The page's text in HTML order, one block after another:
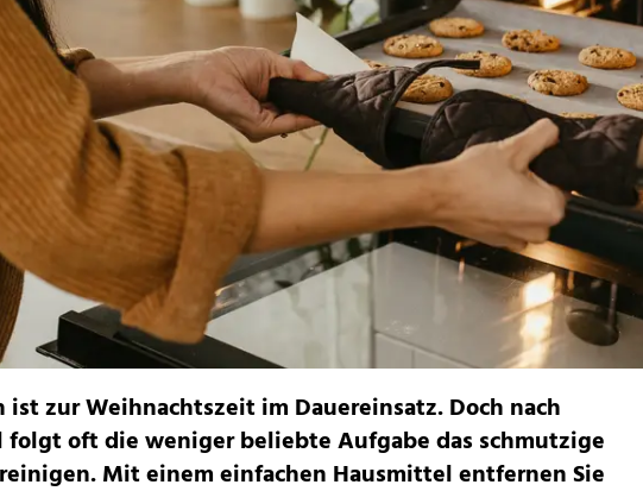
ist zur Weihnachtszeit im Dauereinsatz. Doch nach
folgt oft die weniger beliebte Aufgabe das schmutzige
Mit einem einfachen Hausmittel entfernen Sie